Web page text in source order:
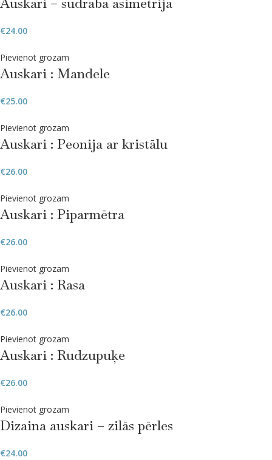
€24.00
Pievienot grozam
Auskari : Mandele
€25.00
Pievienot grozam
Auskari : Peonija ar kristālu
€26.00
Pievienot grozam
Auskari : Piparmētra
€26.00
Pievienot grozam
Auskari : Rasa
€26.00
Pievienot grozam
Auskari : Rudzupuķe
€26.00
Pievienot grozam
Dizaina auskari – zilās pērles
€24.00